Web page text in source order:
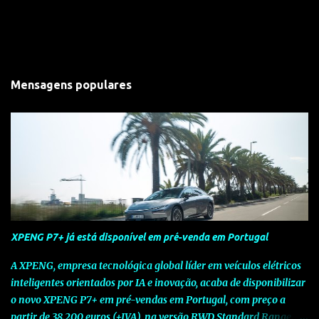
Mensagens populares
XPENG P7+ já está disponível em pré-venda em Portugal
A XPENG, empresa tecnológica global líder em veículos elétricos
inteligentes orientados por IA e inovação, acaba de disponibilizar
o novo XPENG P7+ em pré-vendas em Portugal, com preço a